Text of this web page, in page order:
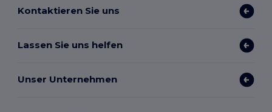
Kontaktieren Sie uns
Lassen Sie uns helfen
Unser Unternehmen